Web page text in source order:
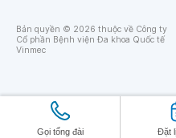
Gọi tổng đài Đặt
Bản quyền © 2026 thuộc về Công ty
Cổ phần Bệnh viện Đa khoa Quốc tế
Vinmec